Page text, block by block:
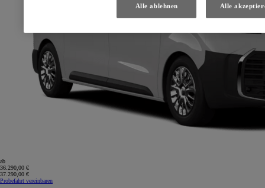
ab
36.290,00 €
37.290,00 €
Probefahrt vereinbaren
Alle ablehnen Alle